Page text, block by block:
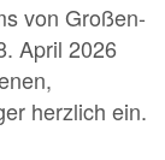
von Großen-
April 2026
herzlich ein.